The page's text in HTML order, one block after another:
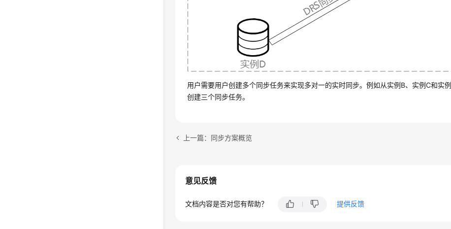
用户需要用户创建多个同步任务来实现多对一的实时同步。例如从实例B、实例C和实
创建三个同步任务。
上一篇：同步方案概览
意见反馈
文档内容是否对您有帮助？ 提供反馈